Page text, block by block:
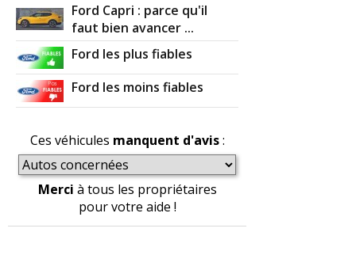
Ford Capri : parce qu'il
faut bien avancer ...
Ford les plus fiables
Ford les moins fiables
Ces véhicules manquent d'avis:
Merci à tous les propriétaires
pour votre aide !